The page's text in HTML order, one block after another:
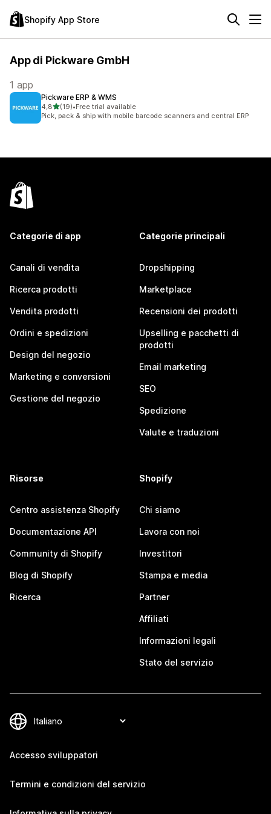
Shopify App Store
App di Pickware GmbH
1 app
Pickware ERP & WMS
4,8stelle su 5
(19)
19 recensioni totali
•Free trial available
Pick, pack & ship with mobile barcode scanners and central ERP
Categorie di app
Canali di vendita
Ricerca prodotti
Vendita prodotti
Ordini e spedizioni
Design del negozio
Marketing e conversioni
Gestione del negozio
Categorie principali
Dropshipping
Marketplace
Recensioni dei prodotti
Upselling e pacchetti di
prodotti
Email marketing
SEO
Spedizione
Valute e traduzioni
Risorse
Centro assistenza Shopify
Documentazione API
Community di Shopify
Blog di Shopify
Ricerca
Shopify
Chi siamo
Lavora con noi
Investitori
Stampa e media
Partner
Affiliati
Informazioni legali
Stato del servizio
Accesso sviluppatori
Termini e condizioni del servizio